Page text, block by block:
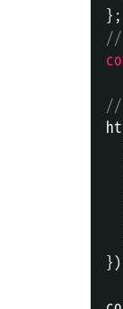
} ;
//
//
})